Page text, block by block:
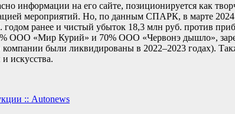
информации на его сайте, позиционируется как
мероприятий. Но, по данным СПАРК, в марте
ранее и чистый убыток 18,3 млн руб. против
ООО «Мир Курий» и 70% ООО «Червонэ дышло»,
компании были ликвидированы в 2022–2023 годах).
искусства.
:: Autonews